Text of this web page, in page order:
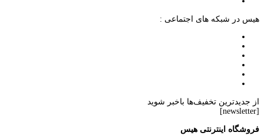
هیس در شبکه های اجتماعی :
از جدیدترین تخفیف‌ها باخبر شوید
[newsletter]
فروشگاه اینترنتی هیس